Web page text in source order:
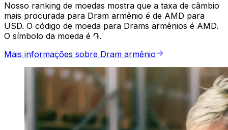
Nosso ranking de moedas mostra que a taxa de câmbio
mais procurada para Dram armênio é de AMD para
USD. O código de moeda para Drams armênios é AMD.
O símbolo da moeda é ֏.
Mais informações sobre Dram armênio